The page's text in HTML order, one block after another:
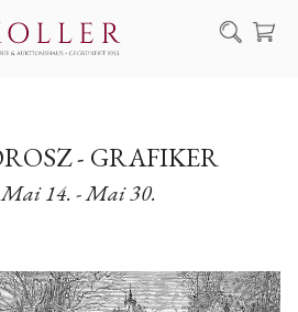
KÜNSTLER
KUNSTWERKE
Suche
- GRAFIKER
14. - Mai 30.